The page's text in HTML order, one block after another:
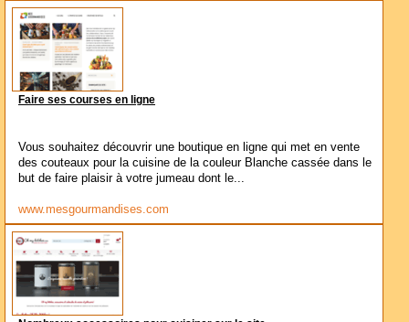
Faire ses courses en ligne
Vous souhaitez découvrir une boutique en ligne qui met en vente
des couteaux pour la cuisine de la couleur Blanche cassée dans le
but de faire plaisir à votre jumeau dont le...
www.mesgourmandises.com